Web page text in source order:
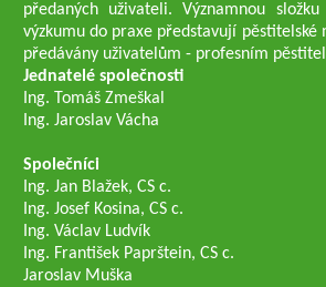
předaných uživateli. Významnou
výzkumu do praxe představují pěstitelské
předávány uživatelům - profesním
Jednatelé společnosti
Ing. Tomáš Zmeškal
Ing. Jaroslav Vácha
Společníci
Ing. Jan Blažek, CS c.
Ing. Josef Kosina, CS c.
Ing. Václav Ludvík
Ing. František Paprštein, CS c.
Jaroslav Muška